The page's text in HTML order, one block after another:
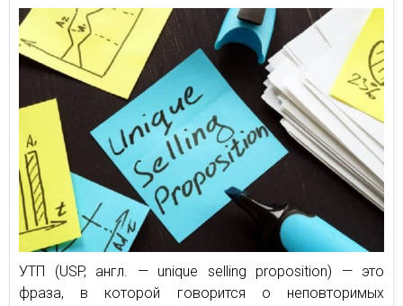
УТП (USP, англ. — unique selling proposition) — это
фраза, в которой говорится о неповторимых